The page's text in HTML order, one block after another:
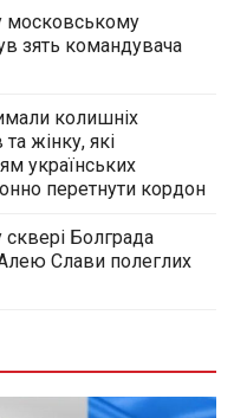
московському
зять командувача
колишніх
жінку, які
українських
перетнути кордон
Болграда
Слави полеглих